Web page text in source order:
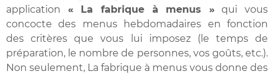
application « La fabrique à menus »qui vous
concocte des menus hebdomadaires en fonction
des critères que vous lui imposez (le temps de
préparation, le nombre de personnes, vos goûts, etc.).
Non seulement, La fabrique à menus vous donne des